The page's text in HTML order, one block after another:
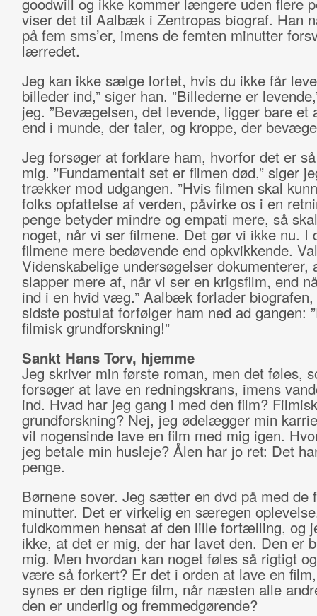
viser det til Aalbæk i Zentropas biograf. Han
på fem sms’er, imens de femten minutter
lærredet.
Jeg kan ikke sælge lortet, hvis du ikke får
billeder ind,” siger han. ”Billederne er
jeg. ”Bevægelsen, det levende, ligger bare et
end i munde, der taler, og kroppe, der
Jeg forsøger at forklare ham, hvorfor det er
mig. ”Fundamentalt set er filmen død,” siger
trækker mod udgangen. ”Hvis filmen skal
folks opfattelse af verden, påvirke os i en
penge betyder mindre og empati mere, så
noget, når vi ser filmene. Det gør vi ikke nu. I
filmene mere bedøvende end opkvikkende.
Videnskabelige undersøgelser dokumenterer,
slapper mere af, når vi ser en krigsfilm, end
ind i en hvid væg.” Aalbæk forlader
sidste postulat forfølger ham ned ad gangen:
filmisk grundforskning!”
Sankt Hans Torv, hjemme
Jeg skriver min første roman, men det føles,
forsøger at lave en redningskrans, imens
ind. Hvad har jeg gang i med den film? Filmisk
grundforskning? Nej, jeg ødelægger min
vil nogensinde lave en film med mig igen.
jeg betale min husleje? Ålen har jo ret: Det
penge.
Børnene sover. Jeg sætter en dvd på med de
minutter. Det er virkelig en særegen
fuldkommen hensat af den lille fortælling, og
ikke, at det er mig, der har lavet den. Den er
mig. Men hvordan kan noget føles så rigtigt
være så forkert? Er det i orden at lave en
synes er den rigtige film, når næsten alle
den er underlig og fremmedgørende?